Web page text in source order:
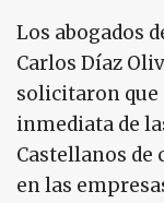
Los abogados
Carlos Díaz
solicitaron que
inmediata de
Castellanos
en las